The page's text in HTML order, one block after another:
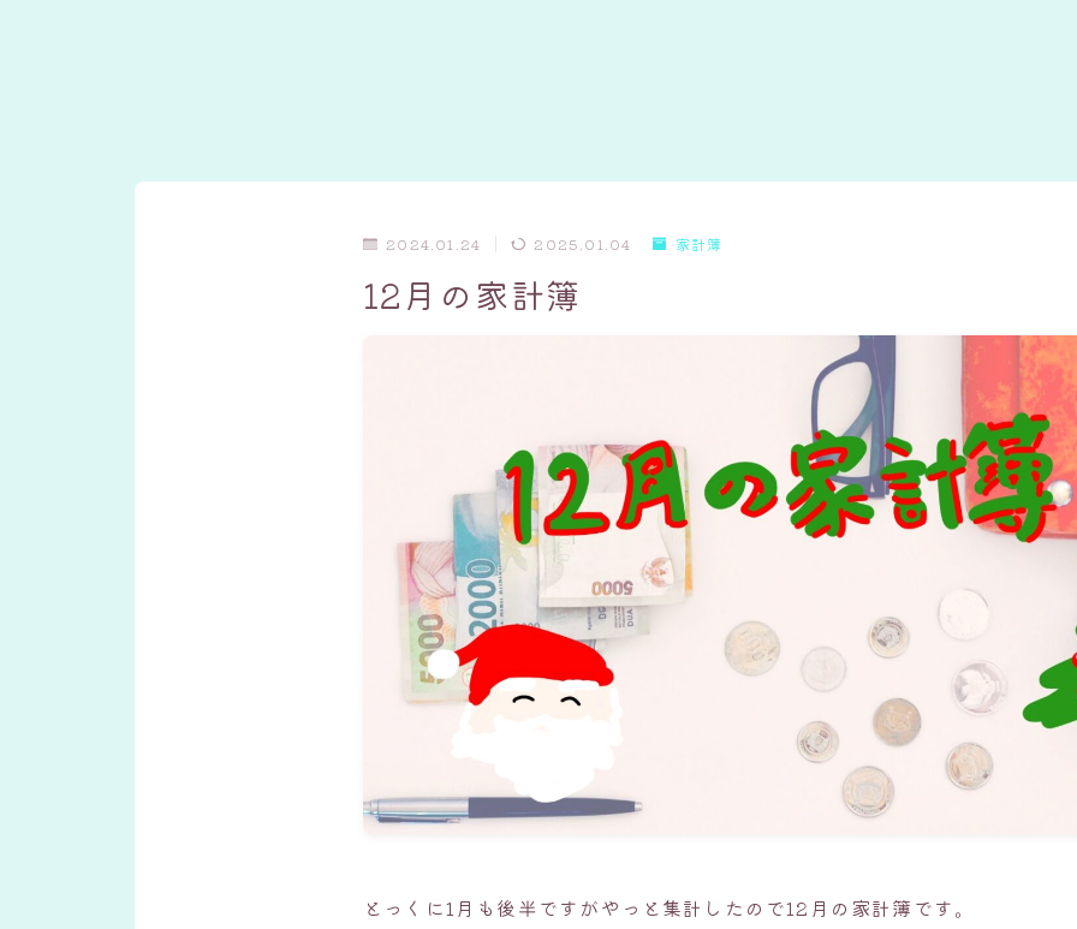
2024.01.24 2025.01.04 家計簿
12月の家計簿
とっくに1月も後半ですがやっと集計したので12月の家計簿です。